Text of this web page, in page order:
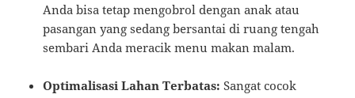
Anda bisa tetap mengobrol dengan anak atau
pasangan yang sedang bersantai di ruang tengah
sembari Anda meracik menu makan malam.
Optimalisasi Lahan Terbatas: Sangat cocok